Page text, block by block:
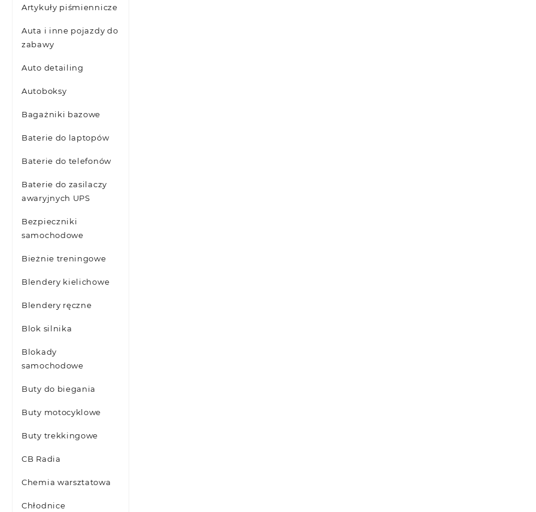
Artykuły piśmiennicze
Auta i inne pojazdy do
zabawy
Auto detailing
Autoboksy
Bagażniki bazowe
Baterie do laptopów
Baterie do telefonów
Baterie do zasilaczy
awaryjnych UPS
Bezpieczniki
samochodowe
Bieżnie treningowe
Blendery kielichowe
Blendery ręczne
Blok silnika
Blokady
samochodowe
Buty do biegania
Buty motocyklowe
Buty trekkingowe
CB Radia
Chemia warsztatowa
Chłodnice